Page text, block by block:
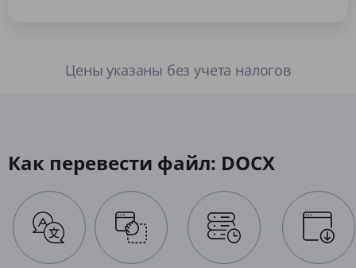
Цены указаны без учета налогов
Как перевести файл: DOCX